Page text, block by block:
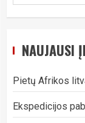
NAUJAUSI
Pietų Afrikos
Ekspedicijos